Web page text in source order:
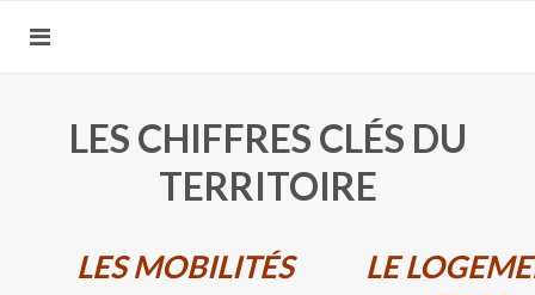
LES CHIFFRES CLÉS DU
TERRITOIRE
LES MOBILITÉS
LE